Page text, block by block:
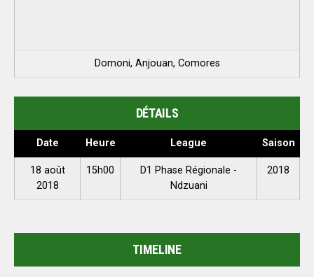
Domoni, Anjouan, Comores
DÉTAILS
Date Heure League Saison
18 août
2018
15h00
D1 Phase Régionale -
Ndzuani
2018
TIMELINE